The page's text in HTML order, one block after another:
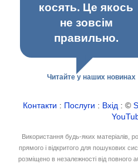
косять. Це якось
не зовсім
правильно.
Читайте у наших новинах
Контакти : Послуги : Вхід : ©
Використання будь-яких матеріалів,
прямого і відкритого для пошукових
розміщено в незалежності від повного